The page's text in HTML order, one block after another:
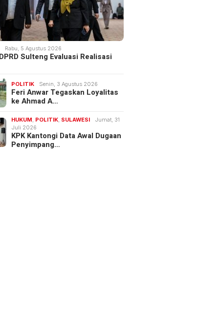
Rabu, 5 Agustus 2026
Sulteng Evaluasi Realisasi
POLITIK Senin, 3 Agustus 2026
Feri Anwar Tegaskan Loyalitas
ke Ahmad A…
HUKUM POLITIK SULAWESI
Jumat, 31
Juli 2026
KPK Kantongi Data Awal Dugaan
Penyimpang…